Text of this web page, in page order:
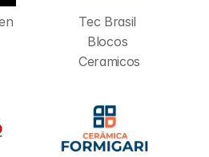
Tec Brasil
Blocos
Ceramicos